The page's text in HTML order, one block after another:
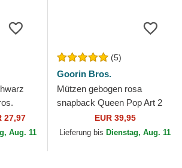
Bizznizz
27,97
Aug. 11
(5)
Goorin Bros.
Mützen gebogen rosa
snapback Queen Pop Art 2
The Farm Goorin Bros.
EUR 39,95
Lieferung bis Dienstag, Aug. 11